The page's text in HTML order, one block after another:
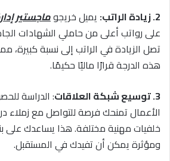
2. زيادة الراتب:
يميل خريجوماجستير
على رواتب أعلى من حاملي الشهادات
تصل الزيادة في الراتب إلى نسبة كبيرة،
هذه الدرجة قرارًا ماليًا حكيمًا.
3. توسيع شبكة العلاقات
: الدراسة
الأعمال تمنحك فرصة للتواصل مع زملاء
خلفيات مهنية مختلفة. هذا يساعدك على
ومؤثرة يمكن أن تفيدك في المستقبل.